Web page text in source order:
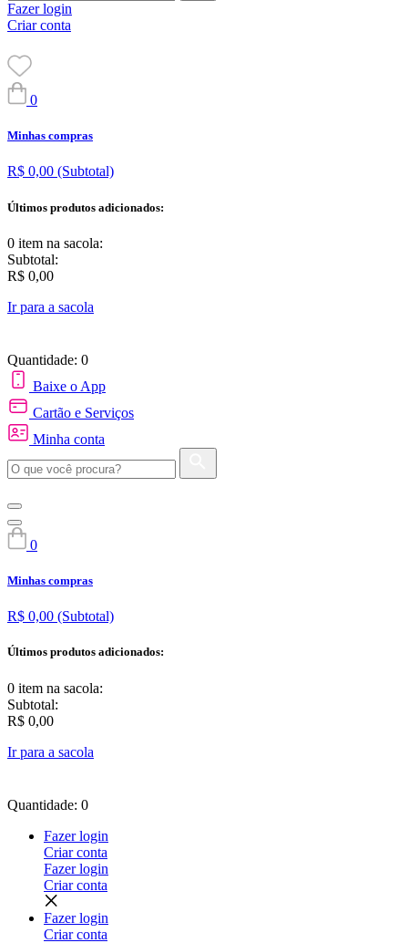
Fazer login
Criar conta
0
Minhas compras
R$ 0,00 (Subtotal)
Últimos produtos adicionados:
0 item na sacola:
Subtotal:
R$ 0,00
Ir para a sacola
Quantidade: 0
Baixe o App
Cartão e Serviços
Minha conta
0
Minhas compras
R$ 0,00 (Subtotal)
Últimos produtos adicionados:
0 item na sacola:
Subtotal:
R$ 0,00
Ir para a sacola
Quantidade: 0
Fazer login
Criar conta
Fazer login
Criar conta
Fazer login
Criar conta